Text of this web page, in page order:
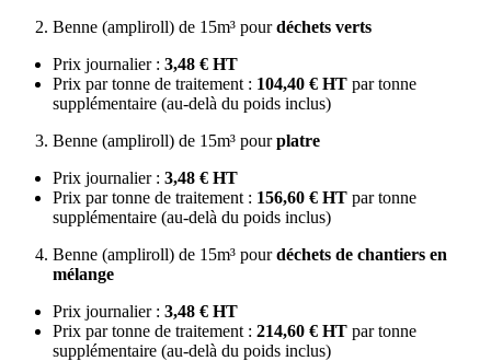
Benne (ampliroll) de 15m³ pourdéchets verts
Prix journalier : 3,48 € HT
Prix par tonne de traitement : 104,40 € HT par tonne
supplémentaire (au-delà du poids inclus)
Benne (ampliroll) de 15m³ pourplatre
Prix journalier : 3,48 € HT
Prix par tonne de traitement : 156,60 € HT par tonne
supplémentaire (au-delà du poids inclus)
Benne (ampliroll) de 15m³ pourdéchets de chantiers en
mélange
Prix journalier : 3,48 € HT
Prix par tonne de traitement : 214,60 € HT par tonne
supplémentaire (au-delà du poids inclus)